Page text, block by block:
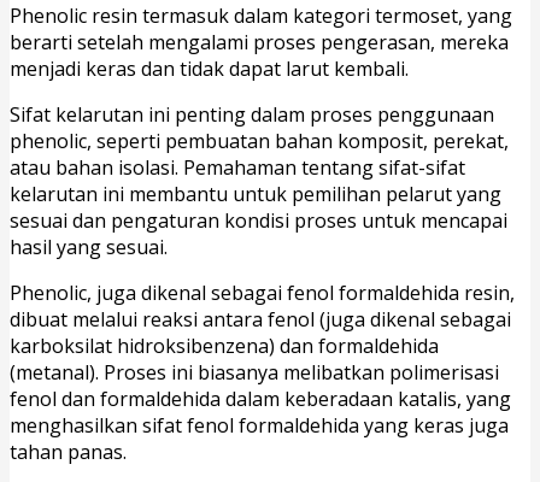
Phenolic resin termasuk dalam kategori termoset, yang
berarti setelah mengalami proses pengerasan, mereka
menjadi keras dan tidak dapat larut kembali.
Sifat kelarutan ini penting dalam proses penggunaan
phenolic, seperti pembuatan bahan komposit, perekat,
atau bahan isolasi. Pemahaman tentang sifat-sifat
kelarutan ini membantu untuk pemilihan pelarut yang
sesuai dan pengaturan kondisi proses untuk mencapai
hasil yang sesuai.
Phenolic, juga dikenal sebagai fenol formaldehida resin,
dibuat melalui reaksi antara fenol (juga dikenal sebagai
karboksilat hidroksibenzena) dan formaldehida
(metanal). Proses ini biasanya melibatkan polimerisasi
fenol dan formaldehida dalam keberadaan katalis, yang
menghasilkan sifat fenol formaldehida yang keras juga
tahan panas.